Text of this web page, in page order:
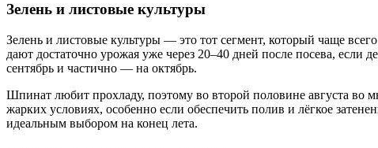
Зелень и листовые культуры
Зелень и листовые культуры — это тот сегмент, который чаще
дают достаточно урожая уже через 20–40 дней после посева, если
сентябрь и частично — на октябрь.
Шпинат любит прохладу, поэтому во второй половине августа во
жарких условиях, особенно если обеспечить полив и лёгкое
идеальным выбором на конец лета.